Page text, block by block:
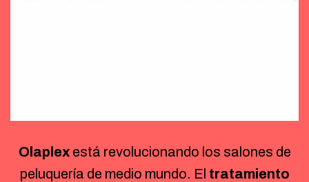
Olaplexestá revolucionando los salones de
peluquería de medio mundo. El tratamiento